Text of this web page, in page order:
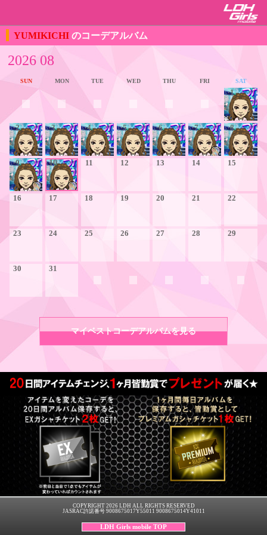
YUMIKICHI のコーデアルバム
2026 08
SUN MON TUE WED THU FRI SAT
1
2 3 4 5 6 7 8
9 10 11 12 13 14 15
16 17 18 19 20 21 22
23 24 25 26 27 28 29
30 31
マイベストコーデアルバムを見る
COPYRIGHT 2026 LDH ALL RIGHTS RESERVED
JASRAC許諾番号 9008675017Y55011 9008675014Y41011
LDH Girls mobile TOP